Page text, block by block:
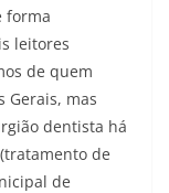
forma
leitores
de quem
Gerais, mas
dentista há
de
de